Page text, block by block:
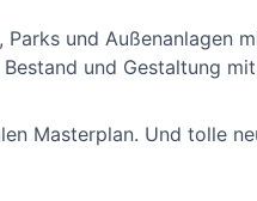
und Außenanlagen
und Gestaltung mit
Masterplan. Und tolle